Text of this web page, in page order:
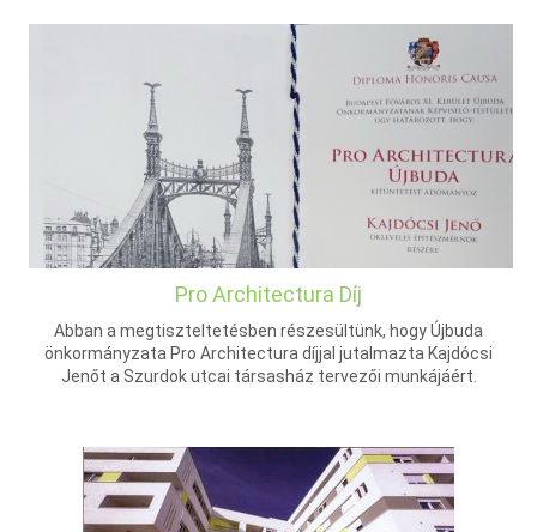
Pro Architectura Díj
Abban a megtiszteltetésben részesültünk, hogy Újbuda
önkormányzata Pro Architectura díjjal jutalmazta Kajdócsi
Jenőt a Szurdok utcai társasház tervezői munkájáért.